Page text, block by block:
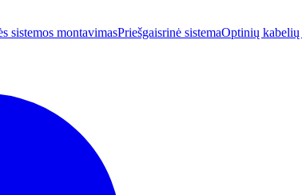
sistemos montavimasPriešgaisrinė sistemaOptinių